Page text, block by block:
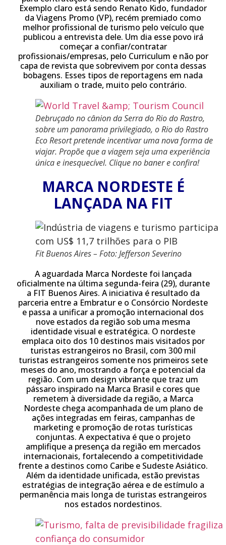
Exemplo claro está sendo Renato Kido, fundador
da Viagens Promo (VP), recém premiado como
melhor profissional de turismo pelo veículo que
publicou a entrevista dele. Um dia esse povo irá
começar a confiar/contratar
profissionais/empresas, pelo Curriculum e não por
capa de revista que sobrevivem por conta dessas
bobagens. Esses tipos de reportagens em nada
auxiliam o trade, muito pelo contrário.
Debruçado no cânion da Serra do Rio do Rastro,
sobre um panorama privilegiado, o Rio do Rastro
Eco Resort pretende incentivar uma nova forma de
viajar. ​Propõe que a viagem seja uma experiência
única e inesquecível. Clique no baner e confira!
MARCA NORDESTE É
LANÇADA NA FIT
Fit Buenos Aires – Foto: Jefferson Severino
A aguardada Marca Nordeste foi lançada
oficialmente na última segunda-feira (29), durante
a FIT Buenos Aires. A iniciativa é resultado da
parceria entre a Embratur e o Consórcio Nordeste
e passa a unificar a promoção internacional dos
nove estados da região sob uma mesma
identidade visual e estratégica. O nordeste
emplaca oito dos 10 destinos mais visitados por
turistas estrangeiros no Brasil, com 300 mil
turistas estrangeiros somente nos primeiros sete
meses do ano, mostrando a força e potencial da
região. Com um design vibrante que traz um
pássaro inspirado na Marca Brasil e cores que
remetem à diversidade da região, a Marca
Nordeste chega acompanhada de um plano de
ações integradas em feiras, campanhas de
marketing e promoção de rotas turísticas
conjuntas. A expectativa é que o projeto
amplifique a presença da região em mercados
internacionais, fortalecendo a competitividade
frente a destinos como Caribe e Sudeste Asiático.
Além da identidade unificada, estão previstas
estratégias de integração aérea e de estímulo a
permanência mais longa de turistas estrangeiros
nos estados nordestinos.